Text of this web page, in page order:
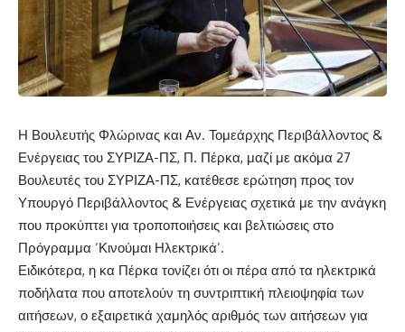
Η Βουλευτής Φλώρινας και Αν. Τομεάρχης Περιβάλλοντος &
Ενέργειας του ΣΥΡΙΖΑ-ΠΣ, Π. Πέρκα, μαζί με ακόμα 27
Βουλευτές του ΣΥΡΙΖΑ-ΠΣ, κατέθεσε ερώτηση προς τον
Υπουργό Περιβάλλοντος & Ενέργειας σχετικά με την ανάγκη
που προκύπτει για τροποποιήσεις και βελτιώσεις στο
Πρόγραμμα ‘Κινούμαι Ηλεκτρικά’.
Ειδικότερα, η κα Πέρκα τονίζει ότι οι πέρα από τα ηλεκτρικά
ποδήλατα που αποτελούν τη συντριπτική πλειοψηφία των
αιτήσεων, ο εξαιρετικά χαμηλός αριθμός των αιτήσεων για